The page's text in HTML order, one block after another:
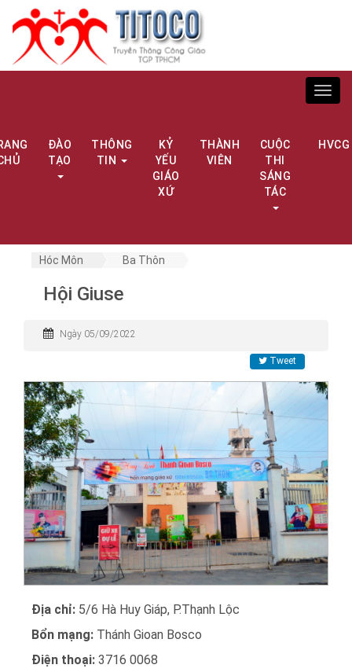
ĐÀO
TẠO
THÔNG
TIN
KỶ
YẾU
GIÁO
XỨ
THÀNH
VIÊN
CUỘC
THI
SÁNG
TÁC
HVCG
Hóc Môn Ba Thôn
Hội Giuse
Ngày 05/09/2022
Tweet
Địa chỉ: 5/6 Hà Huy Giáp, P.Thạnh Lộc
Bổn mạng: Thánh Gioan Bosco
Điện thoại: 3716 0068